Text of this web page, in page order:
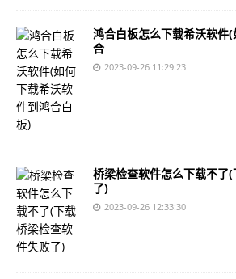
鸿合白板怎么下载希沃软件
合
2023-09-26 11:29:23
桥梁检查软件怎么下载不了
了)
2023-09-26 12:33:30